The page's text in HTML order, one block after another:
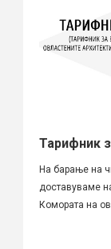
Тарифник
На барање на
доставуваме
Комората на